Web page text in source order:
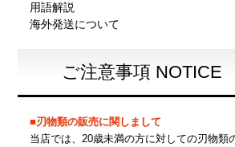
用語解説
海外発送について
ご注意事項 NOTICE
■刃物類の販売に関しまして
当店では、20歳未満の方に対しての刃物類